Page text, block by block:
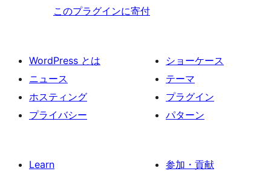
このプラグインに寄付
WordPress とは
ニュース
ホスティング
プライバシー
ショーケース
テーマ
プラグイン
パターン
Learn
参加・貢献